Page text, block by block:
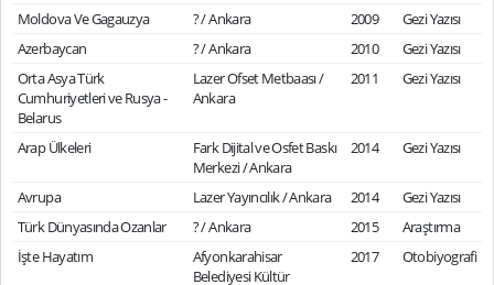
Moldova Ve Gagauzya ? / Ankara 2009
Gezi Yazısı
Azerbaycan
? / Ankara 2010
Gezi Yazısı
Orta Asya Türk
Cumhuriyetleri ve Rusya -
Belarus
Lazer Ofset Metbaası /
Ankara
2011 Gezi Yazısı
Arap Ülkeleri
Fark Dijital ve Osfet Baskı
Merkezi / Ankara
2014 Gezi Yazısı
Avrupa Lazer Yayıncılık / Ankara 2014
Gezi Yazısı
Türk Dünyasında Ozanlar
? / Ankara 2015
Araştırma
İşte Hayatım
Afyonkarahisar
Belediyesi Kültür
2017 Otobiyografi